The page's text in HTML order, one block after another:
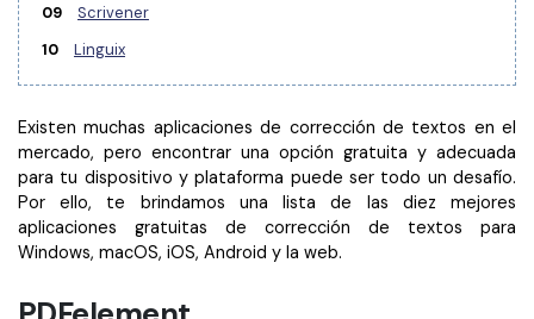
09
Scrivener
10
Linguix
Existen muchas aplicaciones de corrección de textos en el
mercado, pero encontrar una opción gratuita y adecuada
para tu dispositivo y plataforma puede ser todo un desafío.
Por ello, te brindamos una lista de las diez mejores
aplicaciones gratuitas de corrección de textos para
Windows, macOS, iOS, Android y la web.